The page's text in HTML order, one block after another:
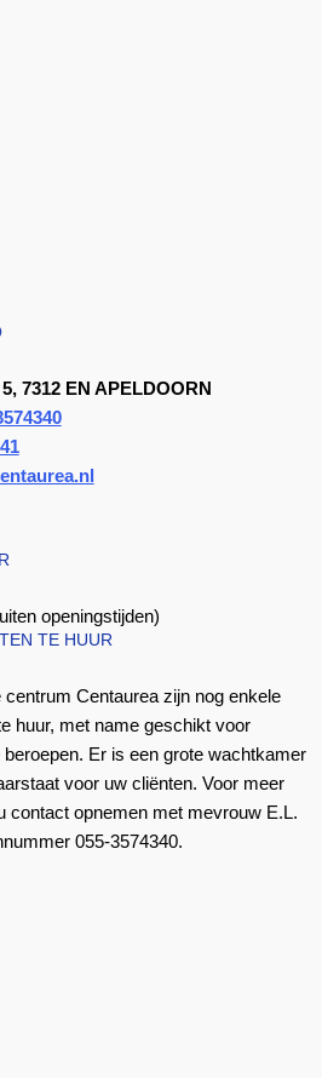
7312 EN APELDOORN
openingstijden)
TE HUUR
centrum Centaurea zijn nog enkele
huur, met name geschikt voor
Er is een grote wachtkamer
voor uw cliënten. Voor meer
contact opnemen met mevrouw E.L.
055-3574340.